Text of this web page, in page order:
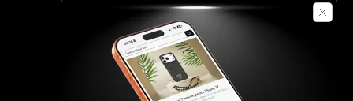
Descarca aplicatia Contakt